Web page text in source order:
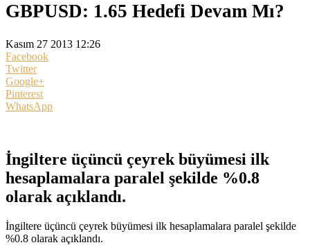
GBPUSD: 1.65 Hedefi Devam Mı?
Kasım 27 2013 12:26
Facebook
Twitter
Google+
Pinterest
WhatsApp
İngiltere üçüncü çeyrek büyümesi ilk
hesaplamalara paralel şekilde %0.8
olarak açıklandı.
İngiltere üçüncü çeyrek büyümesi ilk hesaplamalara paralel şekilde
%0.8 olarak açıklandı.